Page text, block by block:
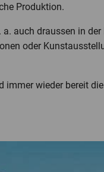
Produktion.
auch draussen in
oder
immer wieder bereit